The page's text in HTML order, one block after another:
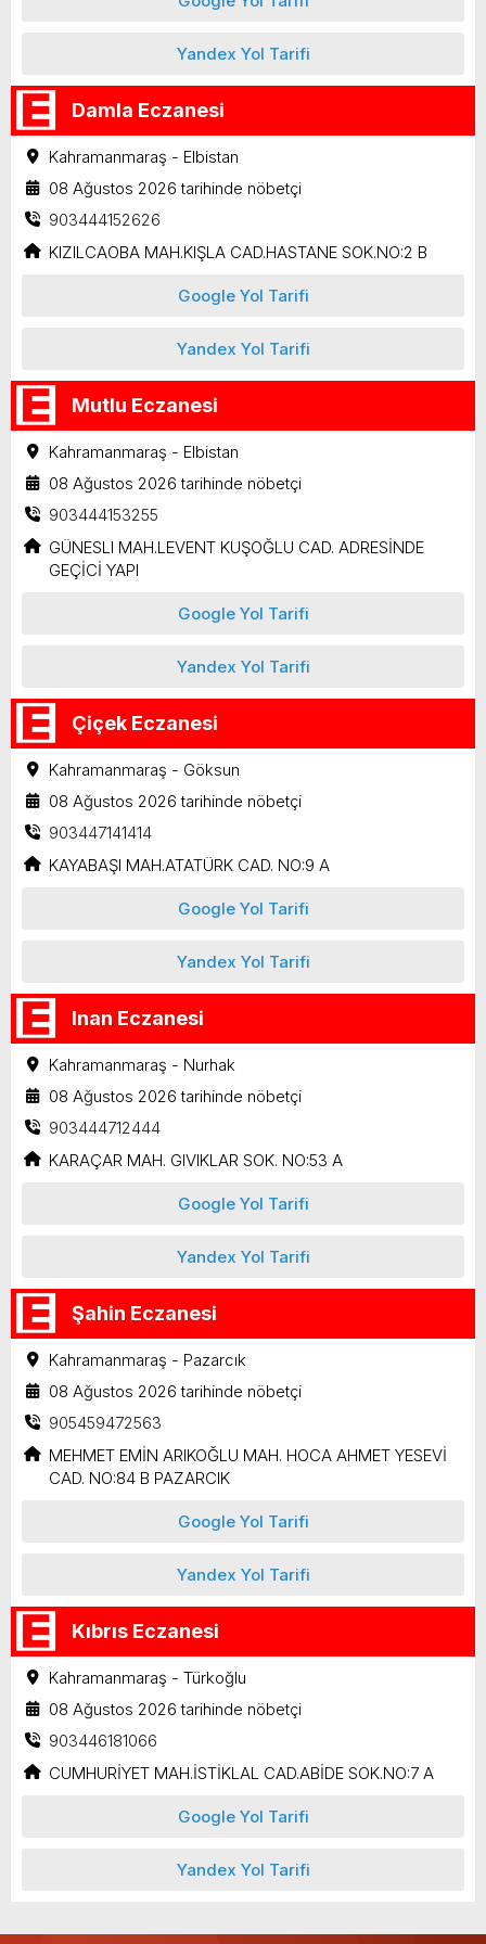
Yandex Yol Tarifi
Damla Eczanesi
Kahramanmaraş - Elbistan
08 Ağustos 2026 tarihinde nöbetçi
903444152626
KIZILCAOBA MAH.KIŞLA CAD.HASTANE SOK.NO:2 B
Google Yol Tarifi
Yandex Yol Tarifi
Mutlu Eczanesi
Kahramanmaraş - Elbistan
08 Ağustos 2026 tarihinde nöbetçi
903444153255
GÜNESLI MAH.LEVENT KUŞOĞLU CAD. ADRESİNDE
GEÇİCİ YAPI
Google Yol Tarifi
Yandex Yol Tarifi
Çiçek Eczanesi
Kahramanmaraş - Göksun
08 Ağustos 2026 tarihinde nöbetçi
903447141414
KAYABAŞI MAH.ATATÜRK CAD. NO:9 A
Google Yol Tarifi
Yandex Yol Tarifi
Inan Eczanesi
Kahramanmaraş - Nurhak
08 Ağustos 2026 tarihinde nöbetçi
903444712444
KARAÇAR MAH. GIVIKLAR SOK. NO:53 A
Google Yol Tarifi
Yandex Yol Tarifi
Şahin Eczanesi
Kahramanmaraş - Pazarcık
08 Ağustos 2026 tarihinde nöbetçi
905459472563
MEHMET EMİN ARIKOĞLU MAH. HOCA AHMET YESEVİ
CAD. NO:84 B PAZARCIK
Google Yol Tarifi
Yandex Yol Tarifi
Kıbrıs Eczanesi
Kahramanmaraş - Türkoğlu
08 Ağustos 2026 tarihinde nöbetçi
903446181066
CUMHURİYET MAH.İSTİKLAL CAD.ABİDE SOK.NO:7 A
Google Yol Tarifi
Yandex Yol Tarifi